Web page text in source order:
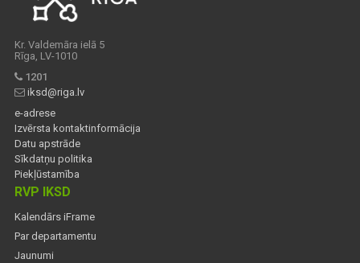
Kr. Valdemāra ielā 5
Rīga, LV-1010
1201
iksd@riga.lv
e-adrese
Izvērsta kontaktinformācija
Datu apstrāde
Sīkdatņu politika
Piekļūstamība
RVP IKSD
Kalendārs iFrame
Par departamentu
Jaunumi